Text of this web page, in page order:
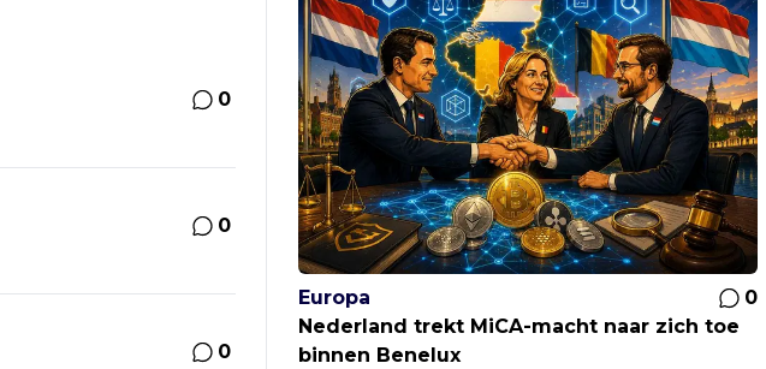
0
0
0
Europa
0
Nederland trekt MiCA-macht naar zich toe
binnen Benelux